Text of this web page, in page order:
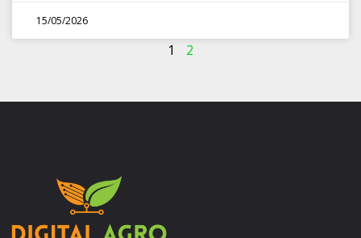
15/05/2026
1 2